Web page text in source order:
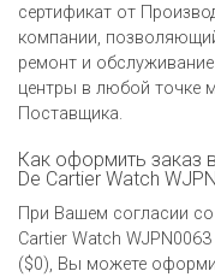
сертификат от
компании,
ремонт и
центры в любой точке
Поставщика.
Как оформить заказ
De Cartier Watch
При Вашем согласии
Cartier Watch
($0), Вы можете